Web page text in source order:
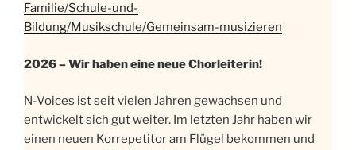
Familie/Schule-und-
Bildung/Musikschule/Gemeinsam-musizieren
2026 – Wir haben eine neue Chorleiterin!
N-Voices ist seit vielen Jahren gewachsen und
entwickelt sich gut weiter. Im letzten Jahr haben wir
einen neuen Korrepetitor am Flügel bekommen und